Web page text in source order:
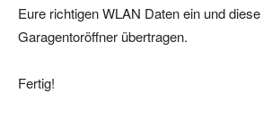
Eure richtigen WLAN Daten ein und
Garagentoröffner übertragen.
Fertig!